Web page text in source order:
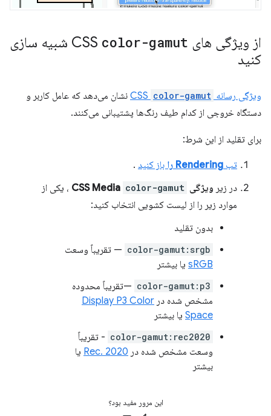
از ویژگی های CSS color-gamut
شبیه سازی
کنید
ویژگی رسانه CSS color-gamut
نشان می‌دهد که عامل کاربر و
دستگاه خروجی از کدام طیف رنگ‌ها پشتیبانی می‌کنند.
برای تقلید از این شرط:
تب Rendering را باز کنید .
در زیر ویژگی CSS Media color-gamut
، یکی از
موارد زیر را از لیست کشویی انتخاب کنید:
بدون تقلید
color-gamut:srgb — تقریباً وسعت
sRGB یا بیشتر
color-gamut:p3 —تقریباً محدوده
مشخص شده در Display P3 Color
Space یا بیشتر
color-gamut:rec2020 - تقریباً
وسعت مشخص شده در Rec. 2020 یا
بیشتر
این مرور مفید بود؟